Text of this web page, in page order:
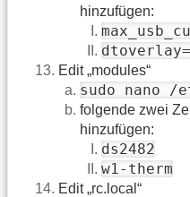
hinzufügen:
Edit „modules“
sudo nano /
folgende zwei
hinzufügen:
ds2482
w1-therm
Edit „rc.local“